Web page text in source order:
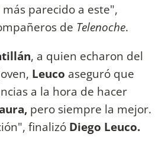
parecido a este",
de Telenoche.
, a quien echaron del
Leuco aseguró que
a la hora de hacer
pero siempre la mejor.
finalizó Diego Leuco.